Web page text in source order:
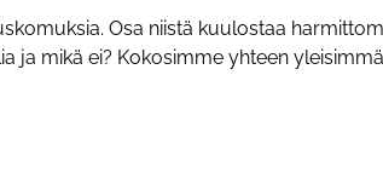
Osa niistä kuulostaa
ja mikä ei? Kokosimme yhteen